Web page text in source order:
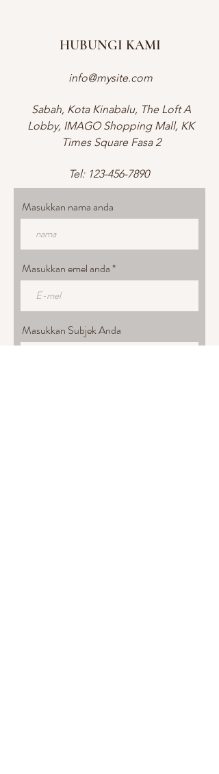
HUBUNGI KAMI
info@mysite.com
Sabah, Kota Kinabalu, The Loft A
Lobby, IMAGO Shopping Mall, KK
Times Square Fasa 2
Tel: 123-456-7890
Masukkan nama anda
Masukkan emel anda
Masukkan Subjek Anda